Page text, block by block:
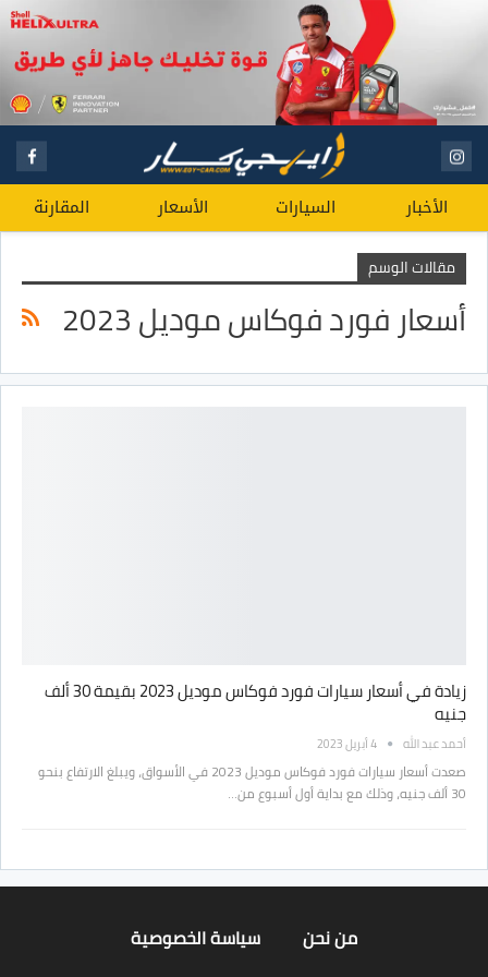
الأخبار السيارات الأسعار المقارنة
مقالات الوسم
أسعار فورد فوكاس موديل 2023
زيادة في أسعار سيارات فورد فوكاس موديل 2023 بقيمة 30 ألف
جنيه
أحمد عبد الله 4 أبريل 2023
صعدت أسعار سيارات فورد فوكاس موديل 2023 في الأسواق، ويبلغ الارتفاع بنحو
30 ألف جنيه، وذلك مع بداية أول أسبوع من…
من نحن سياسة الخصوصية